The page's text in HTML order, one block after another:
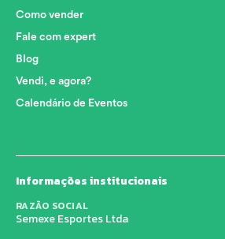
Como vender
Fale com expert
Blog
Vendi, e agora?
Calendário de Eventos
Informações institucionais
RAZÃO SOCIAL
Semexe Esportes Ltda